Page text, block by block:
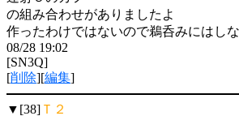
の組み合わせがありましたよ
作ったわけではないので鵜呑みにはし
08/28 19:02
[SN3Q]
[削除][編集]
▼[38] Ｔ２